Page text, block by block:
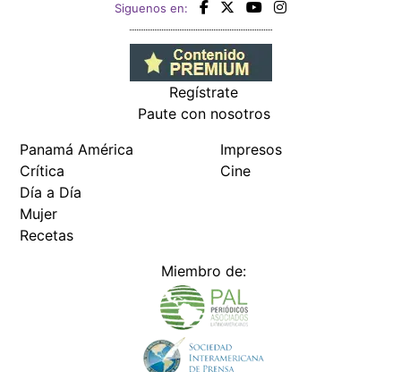
Siguenos en:
Regístrate
Paute con nosotros
Panamá América
Crítica
Día a Día
Mujer
Recetas
Impresos
Cine
Miembro de: